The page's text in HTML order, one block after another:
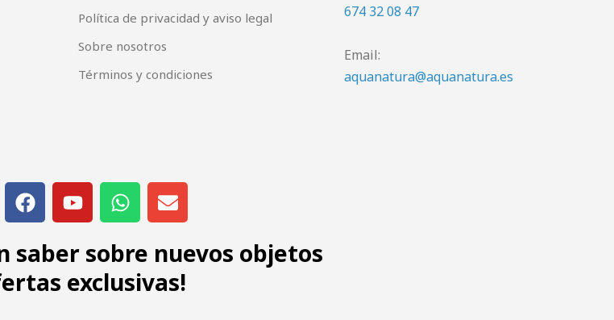
Política de privacidad y aviso legal
Sobre nosotros
Términos y condiciones
674 32 08 47
Email:
aquanatura@aquanatura.es
saber sobre nuevos objetos
exclusivas!